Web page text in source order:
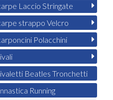
Laccio Stringate
strappo Velcro
Polacchini
Beatles Tronchetti
Running